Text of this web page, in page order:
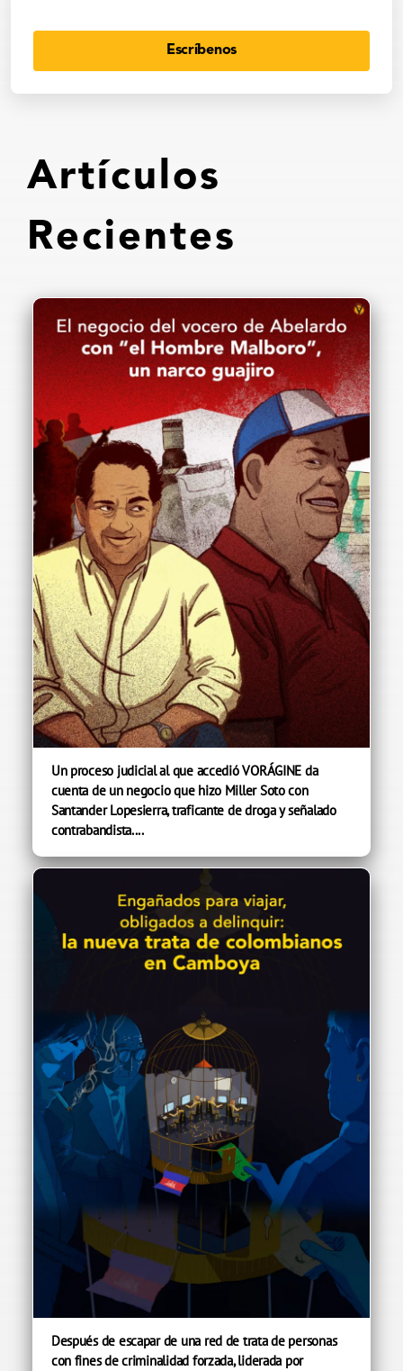
Escríbenos
Artículos
Recientes
Un proceso judicial al que accedió VORÁGINE da
cuenta de un negocio que hizo Miller Soto con
Santander Lopesierra, traficante de droga y señalado
contrabandista....
Después de escapar de una red de trata de personas
con fines de criminalidad forzada, liderada por